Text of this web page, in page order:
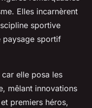
Elles incarnèrent
sportive
paysage sportif
elle posa les
mêlant innovations
premiers héros,